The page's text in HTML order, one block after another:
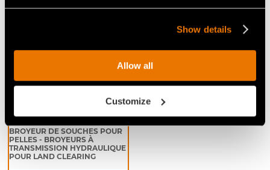
Show details
Allow all
Customize
BROYEUR DE SOUCHES POUR
PELLES - BROYEURS À
TRANSMISSION HYDRAULIQUE
POUR LAND CLEARING